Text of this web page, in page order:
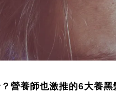
營養師也激推的6大養黑